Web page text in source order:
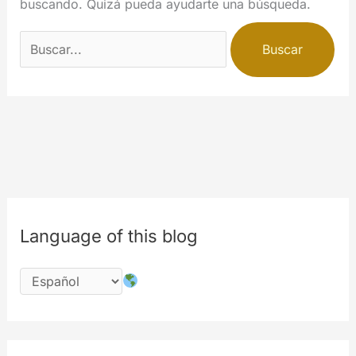
buscando. Quizá pueda ayudarte una búsqueda.
Buscar
por:
Language of this blog